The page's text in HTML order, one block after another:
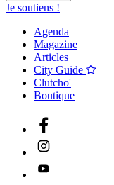
Je soutiens !
Agenda
Magazine
Articles
City Guide
Clutcho'
Boutique